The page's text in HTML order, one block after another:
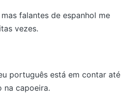
falantes de espanhol me
vezes.
português está em contar até
na capoeira.